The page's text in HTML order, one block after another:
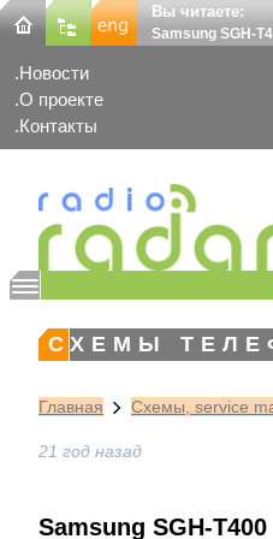
Вы читаете:
Samsung SGH-
Новости
О проекте
Контакты
СХЕМЫ
Главная Схемы, service
21 год назад
Samsung SGH-T400